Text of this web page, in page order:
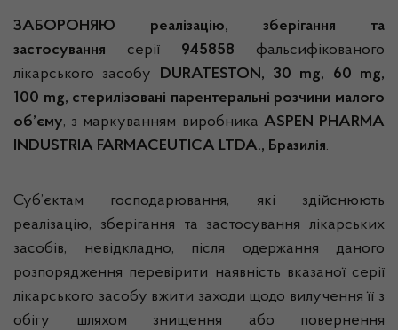
ЗАБОРОНЯЮ реалізацію, зберігання та
застосування серії 945858 фальсифікованого
лікарського засобу DURATESTON, 30 mg, 60 mg,
100 mg, cтерилізовані парентеральні розчини малого
об’єму, з маркуванням виробника ASPEN PHARMA
INDUSTRIA FARMACEUTICA LTDA., Бразилія.
Суб’єктам господарювання, які здійснюють
реалізацію, зберігання та застосування лікарських
засобів, невідкладно, після одержання даного
розпорядження перевірити наявність вказаної серії
лікарського засобу вжити заходи щодо вилучення її з
обігу шляхом знищення або повернення